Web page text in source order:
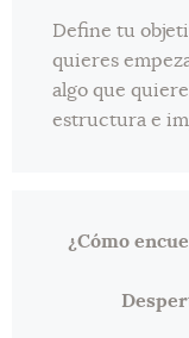
Define tu
quieres
algo que
estructura e
¿Cómo